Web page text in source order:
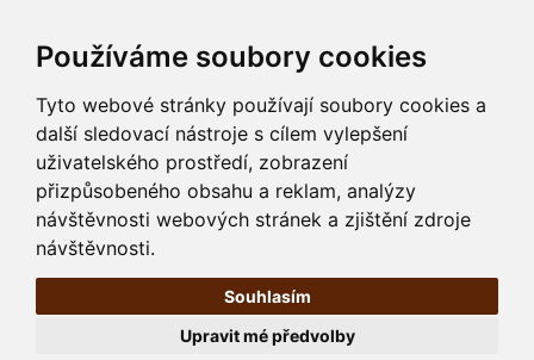
Používáme soubory cookies
Tyto webové stránky používají soubory cookies a
další sledovací nástroje s cílem vylepšení
uživatelského prostředí, zobrazení
přizpůsobeného obsahu a reklam, analýzy
návštěvnosti webových stránek a zjištění zdroje
návštěvnosti.
Souhlasím
Upravit mé předvolby